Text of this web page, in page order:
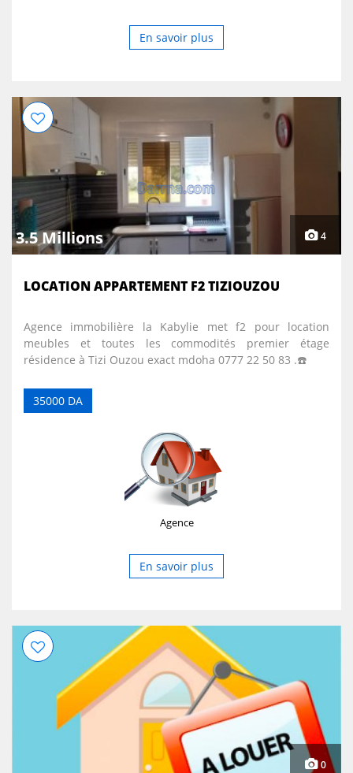
En savoir plus
3.5 Millions 4
LOCATION APPARTEMENT F2 TIZIOUZOU
Agence immobilière la Kabylie met f2 pour location
meubles et toutes les commodités premier étage
résidence à Tizi Ouzou exact mdoha 0777 22 50 83 .☎️
35000 DA
Agence
En savoir plus
0